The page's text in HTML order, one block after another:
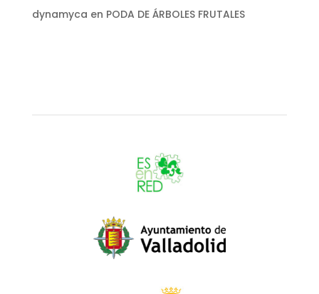
dynamyca en PODA DE ÁRBOLES FRUTALES